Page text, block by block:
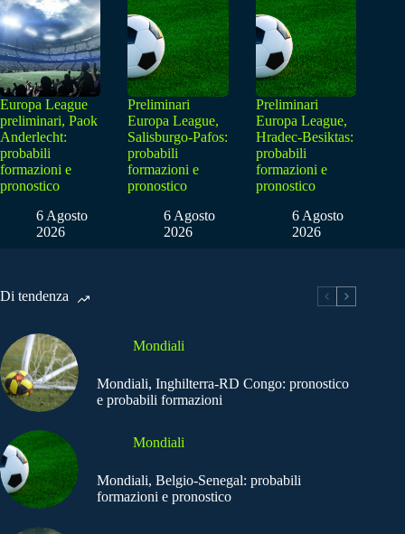
Europa League
preliminari, Paok
Anderlecht:
probabili
formazioni e
pronostico
6 Agosto
2026
Preliminari
Europa League,
Salisburgo-Pafos:
probabili
formazioni e
pronostico
6 Agosto
2026
Preliminari
Europa League,
Hradec-Besiktas:
probabili
formazioni e
pronostico
6 Agosto
2026
Di tendenza
Mondiali
Mondiali, Inghilterra-RD Congo: pronostico
e probabili formazioni
Mondiali
Mondiali, Belgio-Senegal: probabili
formazioni e pronostico